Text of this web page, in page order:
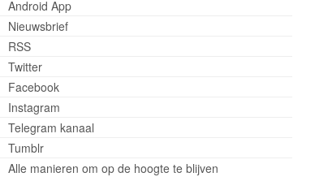
Android App
Nieuwsbrief
RSS
Twitter
Facebook
Instagram
Telegram kanaal
Tumblr
Alle manieren om op de hoogte te blijven